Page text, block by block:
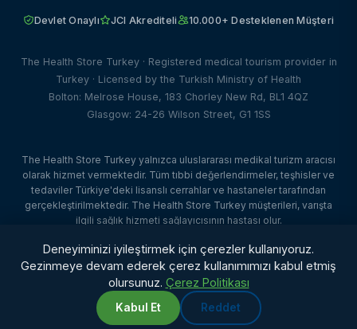
Devlet Onaylı JCI Akrediteli 10.000+ Desteklenen Müşteri
The Health Store Turkey · Registered medical tourism provider in
Turkey · Licensed by the Turkish Ministry of Health
Bolton: Melrose House, 183 Chorley New Rd, BL1 4QZ
Glasgow: 24-26 Wilson Street, G1 1SS
The Health Store Turkey yalnızca uluslararası medikal turizm aracısı
olarak hizmet vermektedir. Tüm tıbbi değerlendirmeler, teşhisler ve
tedaviler Türkiye'deki lisanslı cerrahlar ve hastaneler tarafından
gerçekleştirilmektedir. The Health Store Turkey müşterileri, varışta
ilgili sağlık hizmeti sağlayıcısının hastası olur.
Dataface Ltd ·Client Portal
WhatsApp Chat with us
Deneyiminizi iyileştirmek için çerezler kullanıyoruz.
Gezinmeye devam ederek çerez kullanımımızı kabul etmiş
olursunuz. Çerez Politikası
Kabul Et Reddet